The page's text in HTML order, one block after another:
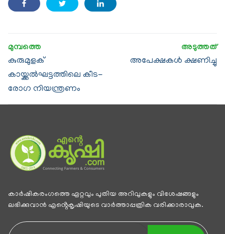
കുരുമുളക്
കായ്ക്കൽഘട്ടത്തിലെ കീട-
രോഗ നിയന്ത്രണം
അപേക്ഷകൾ ക്ഷണിച്ചു
കാര്‍ഷികരംഗത്തെ ഏറ്റവും പുതിയ അറിവുകളും വിശേഷങ്ങളും
ലഭിക്കുവാന്‍ എൻ്റെകൃഷിയുടെ വാര്‍ത്താപ്പത്രിക വരിക്കാരാവുക.